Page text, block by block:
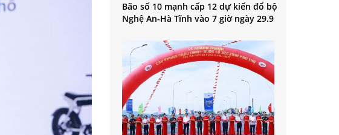
Bão số 10 mạnh cấp 12 dự kiến đổ bộ
Nghệ An-Hà Tĩnh vào 7 giờ ngày 29.9